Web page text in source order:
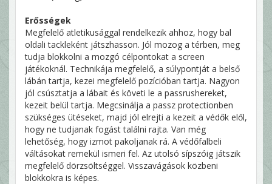
Erősségek
Megfelelő atletikusággal rendelkezik ahhoz, hogy bal
oldali tackleként játszhasson. Jól mozog a térben, meg
tudja blokkolni a mozgó célpontokat a screen
játékoknál. Technikája megfelelő, a súlypontját a belső
lábán tartja, kezei megfelelő pozícióban tartja. Nagyon
jól csúsztatja a lábait és követi le a passrushereket,
kezeit belül tartja. Megcsinálja a passz protectionben
szükséges ütéseket, majd jól elrejti a kezeit a védők elől,
hogy ne tudjanak fogást találni rajta. Van még
lehetőség, hogy izmot pakoljanak rá. A védőfalbeli
váltásokat remekül ismeri fel. Az utolsó sípszóig játszik
megfelelő dörzsöltséggel. Visszavágások közbeni
blokkokra is képes.